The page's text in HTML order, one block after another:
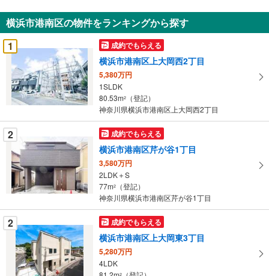
知
を
受
け
取
る
・
条
件
を
マ
イ
ペ
ー
に
保
横浜市港南区の物件をランキングから探す
1
成約でもらえる
横浜市港南区上大岡西2丁目
5,380万円
1SLDK
80.53m2
（登記）
神奈川県横浜市港南区上大岡西2丁目
2 成約でもらえる
横浜市港南区芹が谷1丁目
3,580万円
2LDK＋S
77m2
（登記）
神奈川県横浜市港南区芹が谷1丁目
2 成約でもらえる
横浜市港南区上大岡東3丁目
5,280万円
4LDK
2